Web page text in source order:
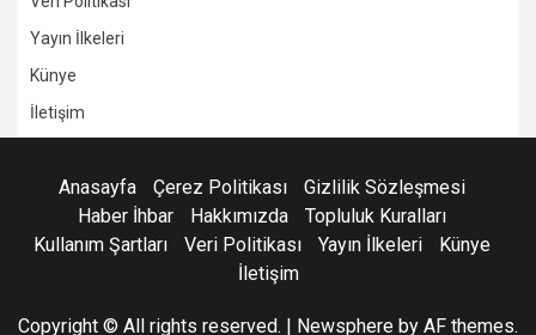
Yayın İlkeleri
Künye
İletişim
Anasayfa Çerez Politikası
Gizlilik Sözleşmesi
Haber İhbar
Hakkımızda
Topluluk Kuralları
Kullanım Şartları
Veri Politikası Yayın İlkeleri
Künye
İletişim
Copyright © All rights reserved. Newsphere by AF themes.